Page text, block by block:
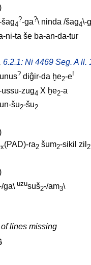
šag4
?-ga?\ ninda /šag4\-
ni-ta še ba-an-da-tur
, 6.2.1: Ni 4469 Seg. A ll.
? diĝir-da ḫe2-e!
ussu-zug4 X ḫe2-a
šu2-šu2
x(PAD)-ra2 šum2-sikil zil 2
ga\ uzusuš2-/am3\
lines missing